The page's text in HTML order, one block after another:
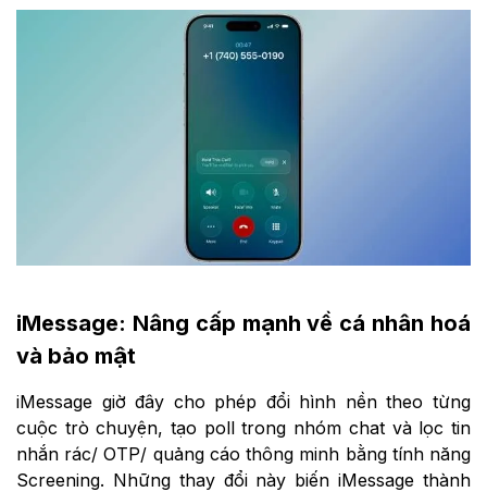
iMessage: Nâng cấp mạnh về cá nhân hoá
và bảo mật
iMessage giờ đây cho phép đổi hình nền theo từng
cuộc trò chuyện, tạo poll trong nhóm chat và lọc tin
nhắn rác/ OTP/ quảng cáo thông minh bằng tính năng
Screening. Những thay đổi này biến iMessage thành